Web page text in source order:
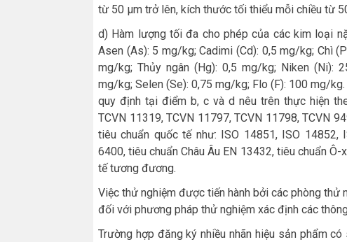
từ 50 µm trở lên, kích thước tối thiểu mỗi chiều từ
d) Hàm lượng tối đa cho phép của các kim loại
Asen (As): 5 mg/kg; Cadimi (Cd): 0,5 mg/kg; Chì
mg/kg; Thủy ngân (Hg): 0,5 mg/kg; Niken (Ni):
mg/kg; Selen (Se): 0,75 mg/kg; Flo (F): 100 mg/
quy định tại điểm b, c và d nêu trên thực hiện
TCVN 11319, TCVN 11797, TCVN 11798, TCVN
tiêu chuẩn quốc tế như: ISO 14851, ISO 14852,
6400, tiêu chuẩn Châu Âu EN 13432, tiêu chuẩn
tế tương đương.
Việc thử nghiệm được tiến hành bởi các phòng
đối với phương pháp thử nghiệm xác định các
Trường hợp đăng ký nhiều nhãn hiệu sản phẩm